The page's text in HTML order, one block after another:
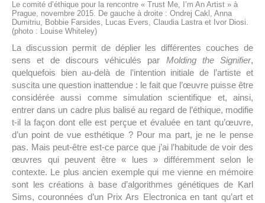
Le comité d’éthique pour la rencontre « Trust Me, I’m An Artist » à
Prague, novembre 2015. De gauche à droite : Ondrej Cakl, Anna
Dumitriu, Bobbie Farsides, Lucas Evers, Claudia Lastra et Ivor Diosi.
(photo : Louise Whiteley)
La discussion permit de déplier les différentes couches de
sens et de discours véhiculés par Molding the Signifier,
quelquefois bien au-delà de l’intention initiale de l’artiste et
suscita une question inattendue : le fait que l’œuvre puisse être
considérée aussi comme simulation scientifique et, ainsi,
entrer dans un cadre plus balisé au regard de l’éthique, modifie
t-il la façon dont elle est perçue et évaluée en tant qu’œuvre,
d’un point de vue esthétique ? Pour ma part, je ne le pense
pas. Mais peut-être est-ce parce que j’ai l’habitude de voir des
œuvres qui peuvent être « lues » différemment selon le
contexte. Le plus ancien exemple qui me vienne en mémoire
sont les créations à base d’algorithmes génétiques de Karl
Sims, couronnées d’un Prix Ars Electronica en tant qu’art et